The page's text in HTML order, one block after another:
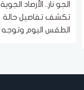
الجو نار.. الأرصاد الجوية
تكشف تفاصيل حالة
الطقس اليوم وتوجه